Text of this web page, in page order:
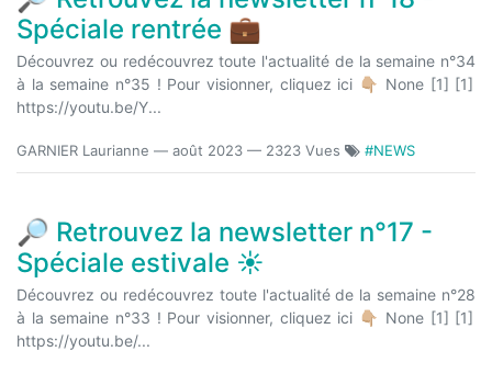
Spéciale rentrée 💼
Découvrez ou redécouvrez toute l'actualité de la semaine n°34
à la semaine n°35 ! Pour visionner, cliquez ici 👇🏼 None [1] [1]
https://youtu.be/Y...
GARNIER Laurianne — août 2023 — 2323 Vues #NEWS
🔎 Retrouvez la newsletter n°17 -
Spéciale estivale ☀
Découvrez ou redécouvrez toute l'actualité de la semaine n°28
à la semaine n°33 ! Pour visionner, cliquez ici 👇🏼 None [1] [1]
https://youtu.be/...